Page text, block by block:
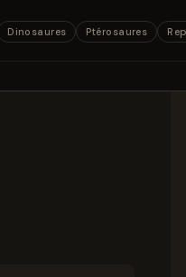
Dinosaures Ptérosaures